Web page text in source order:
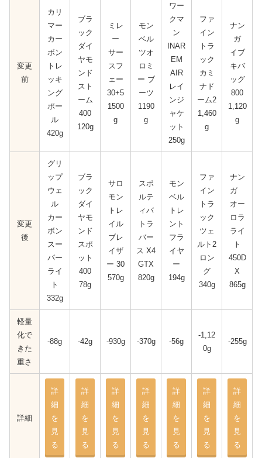
変更
前
カリ
マー
カー
ボン
トレ
ッキ
ング
ポー
ル
420g
ブラ
ック
ダイ
ヤモ
ンド
スト
ーム
400
120g
ミレ
ー
サー
スフ
ェー
30+5
1500
g
モン
ベル
ツオ
ロミ
ー ブ
ーツ
1190
g
ワー
クマ
ン
INAR
EM
AIR
レイ
ンジ
ャケ
ット
250g
ファ
イン
トラ
ック
カミ
ナド
ーム2
1,460
g
ナン
ガ
イブ
キバ
ッグ
800
1,120
g
変更
後
グリ
ップ
ウェ
ル
カー
ボン
スー
パー
ライ
ト
332g
ブラ
ック
ダイ
ヤモ
ンド
スポ
ット
400
78g
サロ
モン
トレ
イル
ブレ
イザ
ー 30
570g
スポ
ルテ
ィバ
トラ
バー
ス X4
GTX
820g
モン
ベル
トレ
ント
フラ
イヤ
ー
194g
ファ
イン
トラ
ック
ツェ
ルト2
ロン
グ
340g
ナン
ガ
オー
ロラ
ライ
ト
450D
X
865g
軽量
化で
きた
重さ
-88g -42g -930g -370g -56g
-1,12
0g
-255g
詳細
詳
細
を
見
る
詳
細
を
見
る
詳
細
を
見
る
詳
細
を
見
る
詳
細
を
見
る
詳
細
を
見
る
詳
細
を
見
る